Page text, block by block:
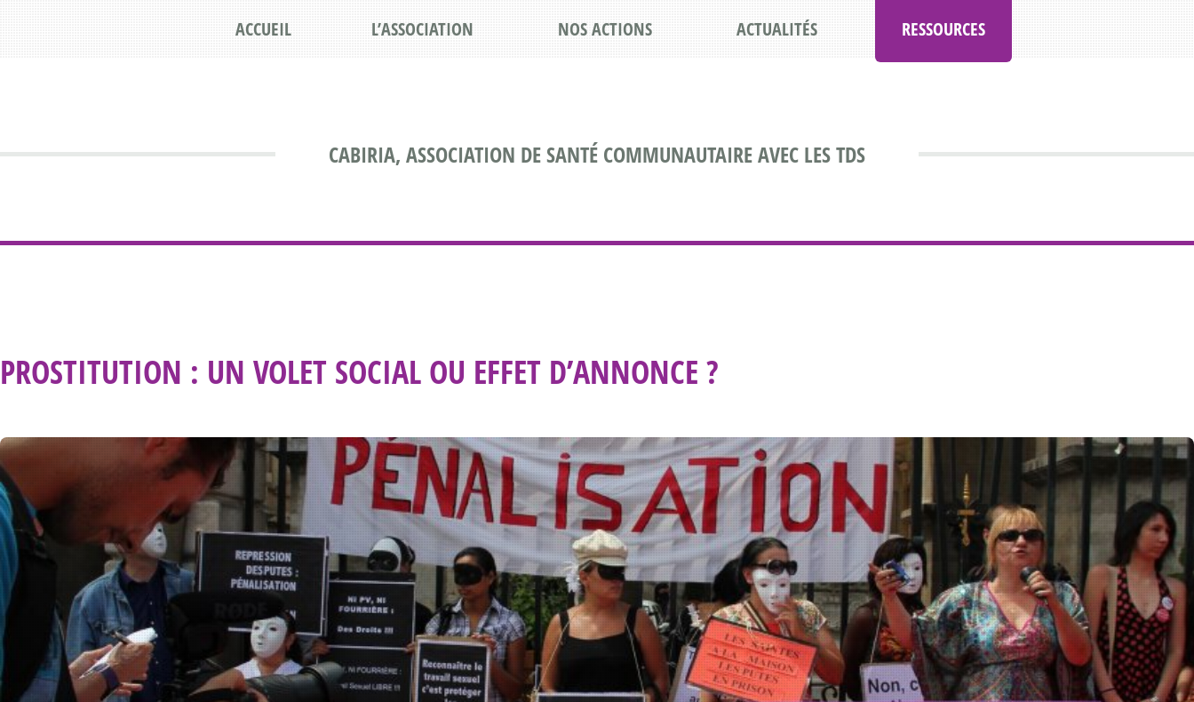
CABIRIA, ASSOCIATION DE SANTÉ COMMUNAUTAIRE AVEC LES TDS
ACCUEIL L’ASSOCIATION NOS ACTIONS ACTUALITÉS RESSOURCES
PROSTITUTION : UN VOLET SOCIAL OU EFFET D’ANNONCE ?